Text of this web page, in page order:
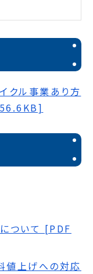
クル事業あり方
ついて [PDF
値上げへの対応